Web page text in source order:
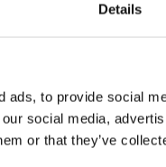
Details
ads, to provide social
social media,
or that they’ve